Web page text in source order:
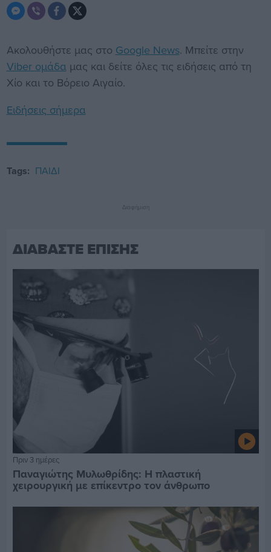
Ακολουθήστε μας στο Google News. Μπείτε στην
Viber ομάδα μας και δείτε όλες τις ειδήσεις από τη
Χίο και το Βόρειο Αιγαίο.
Ειδήσεις σήμερα
Tags: ΠΑΙΔΙ
Διαφήμιση
ΔΙΑΒΑΣΤΕ ΕΠΙΣΗΣ
Πριν 3 ημέρες
Παναγιώτης Μυλωθρίδης: Η πλαστική
χειρουργική με επίκεντρο τον άνθρωπο